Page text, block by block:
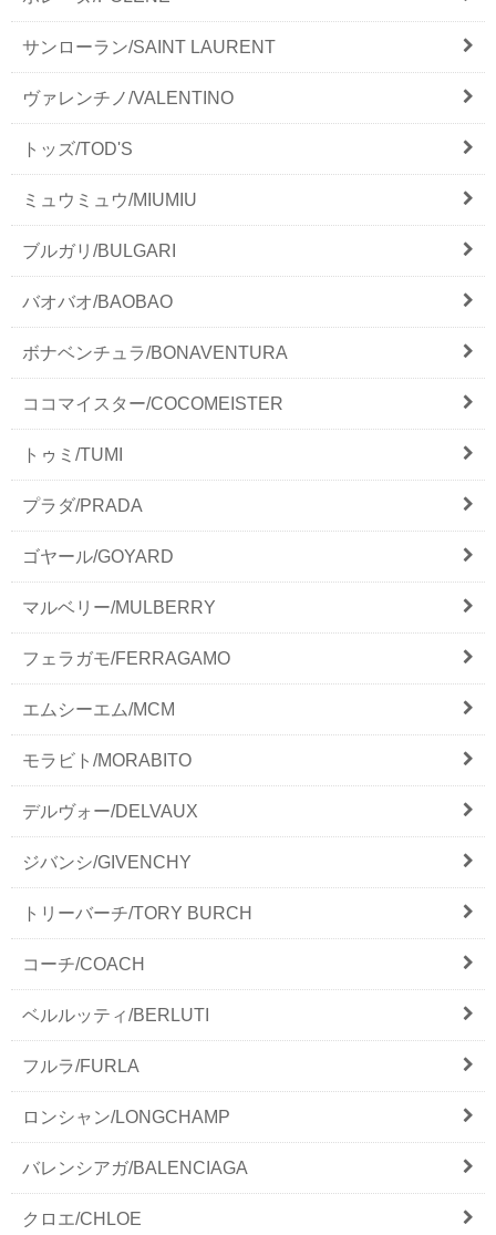
サンローラン/SAINT LAURENT
ヴァレンチノ/VALENTINO
トッズ/TOD'S
ミュウミュウ/MIUMIU
ブルガリ/BULGARI
バオバオ/BAOBAO
ボナベンチュラ/BONAVENTURA
ココマイスター/COCOMEISTER
トゥミ/TUMI
プラダ/PRADA
ゴヤール/GOYARD
マルベリー/MULBERRY
フェラガモ/FERRAGAMO
エムシーエム/MCM
モラビト/MORABITO
デルヴォー/DELVAUX
ジバンシ/GIVENCHY
トリーバーチ/TORY BURCH
コーチ/COACH
ベルルッティ/BERLUTI
フルラ/FURLA
ロンシャン/LONGCHAMP
バレンシアガ/BALENCIAGA
クロエ/CHLOE